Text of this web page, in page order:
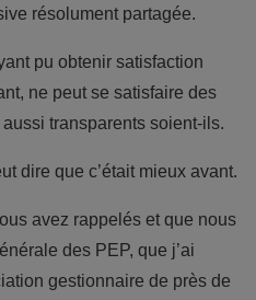
résolument partagée.
pu obtenir satisfaction
ne peut se satisfaire des
transparents soient-ils.
dire que c’était mieux avant.
avez rappelés et que nous
des PEP, que j’ai
gestionnaire de près de